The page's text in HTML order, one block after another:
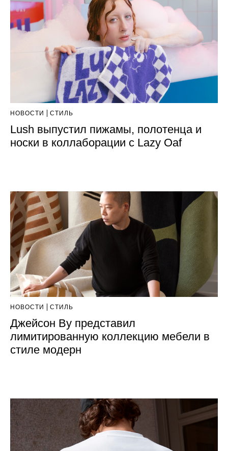
НОВОСТИ СТИЛЬ
Lush выпустил пижамы, полотенца и
носки в коллаборации с Lazy Oaf
НОВОСТИ СТИЛЬ
Джейсон Ву представил
лимитированную коллекцию мебели в
стиле модерн